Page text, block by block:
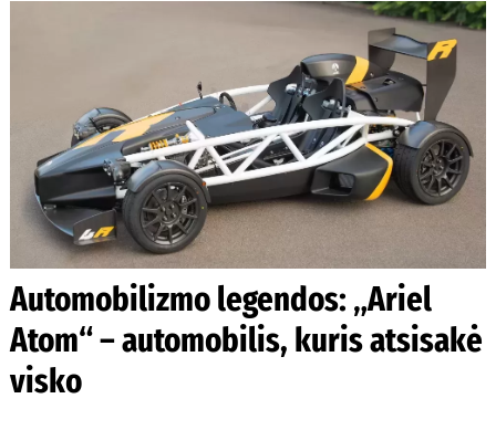
Automobilizmo legendos: „Ariel
Atom“ – automobilis, kuris atsisakė
visko